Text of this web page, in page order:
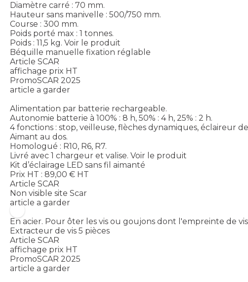
Diamètre carré : 70 mm.
Hauteur sans manivelle : 500/750 mm.
Course : 300 mm.
Poids porté max : 1 tonnes.
Poids : 11,5 kg. Voir le produit
Béquille manuelle fixation réglable
Article SCAR
affichage prix HT
PromoSCAR 2025
article a garder
Alimentation par batterie rechargeable.
Autonomie batterie à 100% : 8 h, 50% : 4 h, 25% : 2 h.
4 fonctions : stop, veilleuse, flèches dynamiques, éclaireur
Aimant au dos.
Homologué : R10, R6, R7.
Livré avec 1 chargeur et valise. Voir le produit
Kit d’éclairage LED sans fil aimanté
Prix HT : 89,00 € HT
Article SCAR
Non visible site Scar
article a garder
En acier. Pour ôter les vis ou goujons dont l'empreinte de
Extracteur de vis 5 pièces
Article SCAR
affichage prix HT
PromoSCAR 2025
article a garder